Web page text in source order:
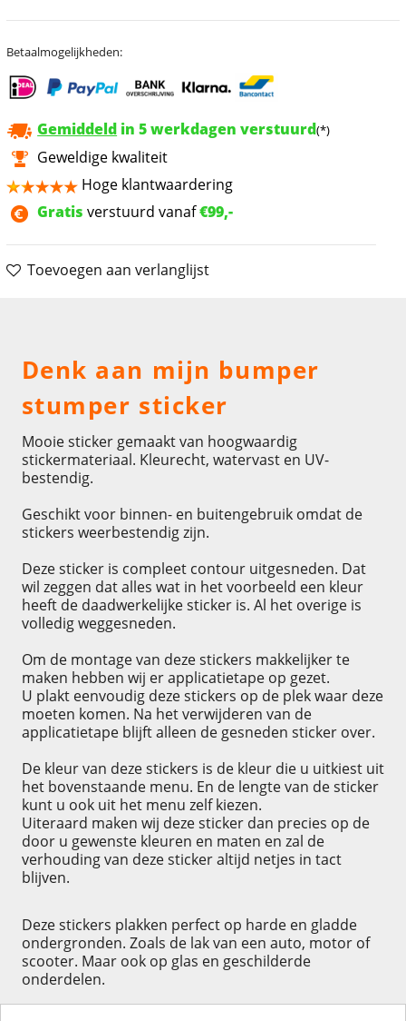
Betaalmogelijkheden:
Gemiddeld in 5 werkdagen verstuurd(*)
Geweldige kwaliteit
Hoge klantwaardering
Gratis verstuurd vanaf€99,-
Toevoegen aan verlanglijst
Denk aan mijn bumper
stumper sticker
Mooie sticker gemaakt van hoogwaardig
stickermateriaal. Kleurecht, watervast en UV-
bestendig.
Geschikt voor binnen- en buitengebruik omdat de
stickers weerbestendig zijn.
Deze sticker is compleet contour uitgesneden. Dat
wil zeggen dat alles wat in het voorbeeld een kleur
heeft de daadwerkelijke sticker is. Al het overige is
volledig weggesneden.
Om de montage van deze stickers makkelijker te
maken hebben wij er applicatietape op gezet.
U plakt eenvoudig deze stickers op de plek waar deze
moeten komen. Na het verwijderen van de
applicatietape blijft alleen de gesneden sticker over.
De kleur van deze stickers is de kleur die u uitkiest uit
het bovenstaande menu. En de lengte van de sticker
kunt u ook uit het menu zelf kiezen.
Uiteraard maken wij deze sticker dan precies op de
door u gewenste kleuren en maten en zal de
verhouding van deze sticker altijd netjes in tact
blijven.
Deze stickers plakken perfect op harde en gladde
ondergronden. Zoals de lak van een auto, motor of
scooter. Maar ook op glas en geschilderde
onderdelen.